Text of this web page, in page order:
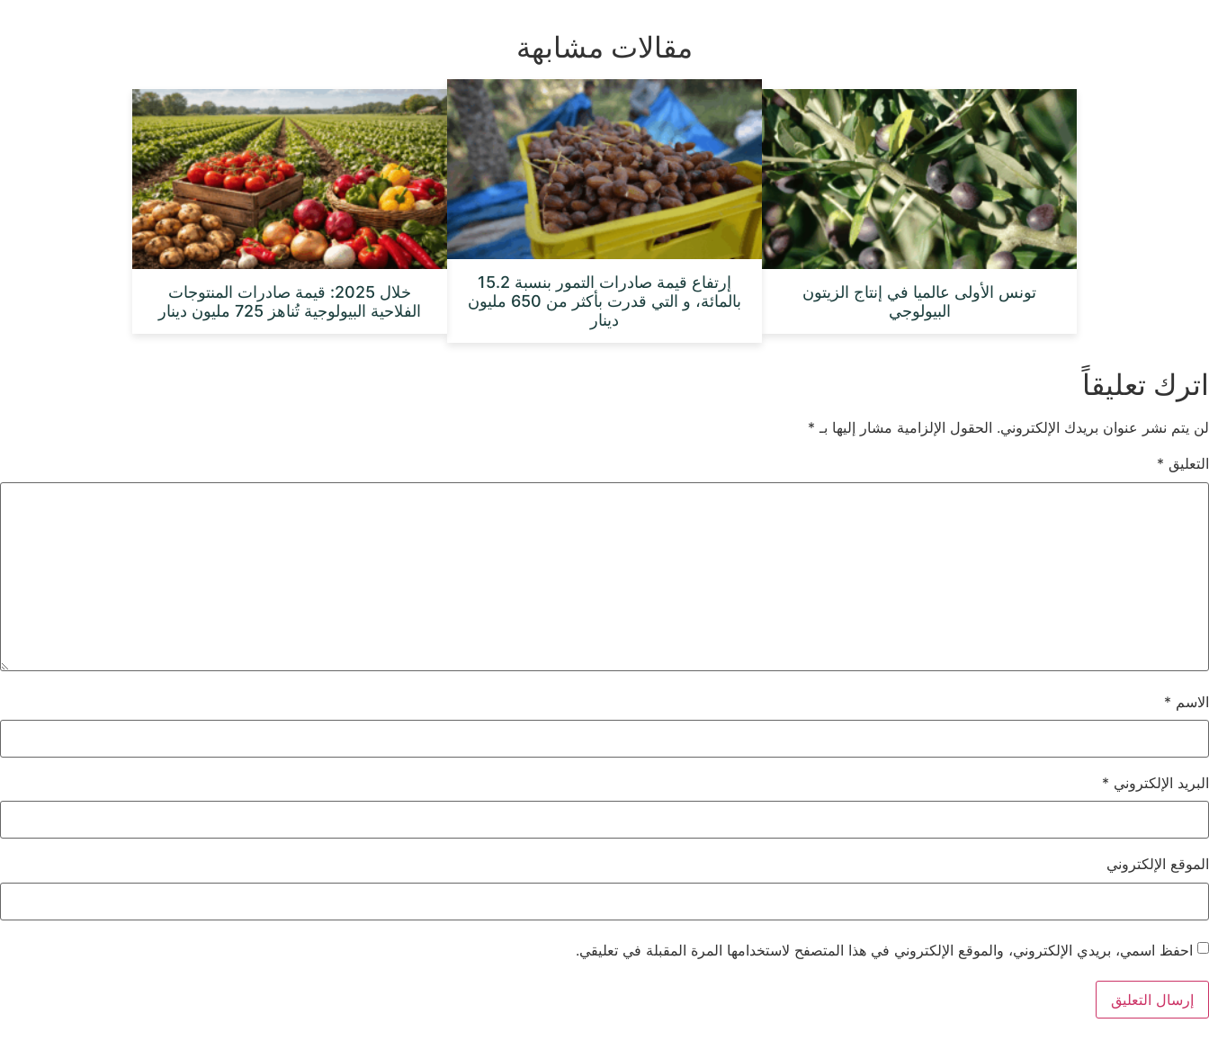
مقالات مشابهة
تونس الأولى عالميا في إنتاج الزيتون
البيولوجي
إرتفاع قيمة صادرات التمور بنسبة 15.2
بالمائة، و التي قدرت بأكثر من 650 مليون
دينار
خلال 2025: قيمة صادرات المنتوجات
الفلاحية البيولوجية تُناهز 725 مليون دينار
اترك تعليقاً
لن يتم نشر عنوان بريدك الإلكتروني. الحقول الإلزامية مشار إليها بـ *
التعليق *
الاسم *
البريد الإلكتروني *
الموقع الإلكتروني
احفظ اسمي، بريدي الإلكتروني، والموقع الإلكتروني في هذا المتصفح لاستخدامها المرة المقبلة في تعليقي.